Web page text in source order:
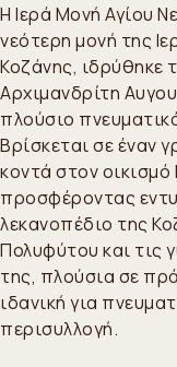
Η Ιερά Μονή Αγίου
νεότερη μονή της
Κοζάνης, ιδρύθηκε
Αρχιμανδρίτη
πλούσιο
Βρίσκεται σε έναν
κοντά στον
προσφέροντας
λεκανοπέδιο της
Πολυφύτου και τις
της, πλούσια σε
ιδανική για
περισυλλογή.